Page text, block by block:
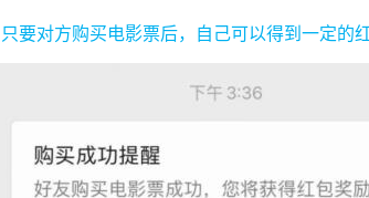
要对方购买电影票后，自己可以得到一定的